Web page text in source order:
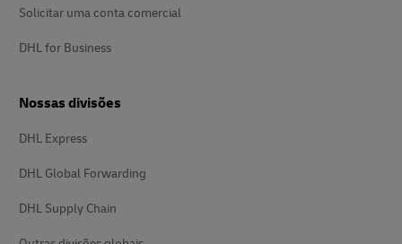
Solicitar uma conta comercial
DHL for Business
Nossas divisões
DHL Express
DHL Global Forwarding
DHL Supply Chain